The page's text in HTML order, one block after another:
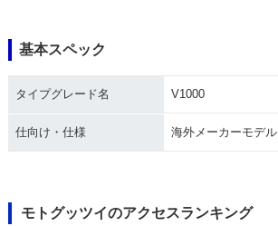
基本スペック
タイプグレード名 V1000
仕向け・仕様 海外メーカーモデル
モトグッツイのアクセスランキング